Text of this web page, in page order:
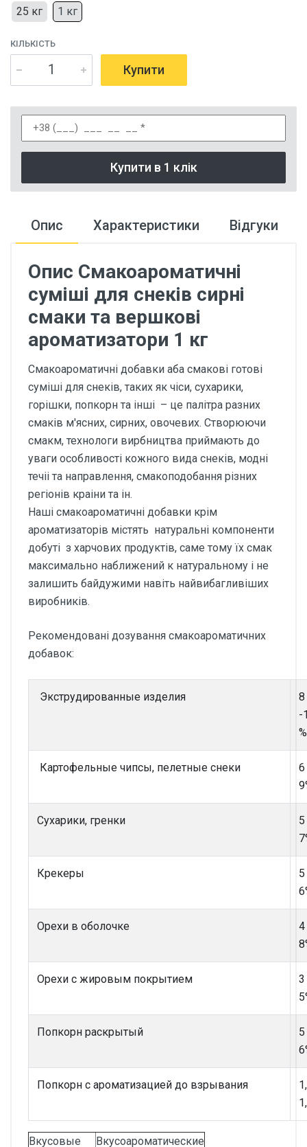
25 кг 1 кг
КІЛЬКІСТЬ
Купити
Купити в 1 клік
Опис Характеристики Відгуки
Опис Смакоароматичні
суміші для снеків сирні
смаки та вершкові
ароматизатори 1 кг
Смакоароматичні добавки аба смакові готові
суміші для снеків, таких як чіси, сухарики,
горішки, попкорн та інші – це палітра разних
смаків м'ясних, сирних, овочевих. Створюючи
смакм, технологи вирбництва приймають до
уваги особливості кожного вида снеків, модні
течіі та направлення, смакоподобання різних
регіонів краіни та ін.
Наші смакоароматичні добавки крім
ароматизаторів містять натуральні компоненти
добуті з харчових продуктів, саме тому їх смак
максимально наближений к натуральному і не
залишить байдужими навіть найвибагливіших
виробників.
Рекомендовані дозування смакоароматичних
добавок:
Экструдированные изделия
8
-
%
Картофельные чипсы, пелетные снеки
Сухарики, гренки
Крекеры
Орехи в оболочке
Орехи с жировым покрытием
Попкорн раскрытый
Попкорн с ароматизацией до взрывания
Вкусовые Вкусоароматические